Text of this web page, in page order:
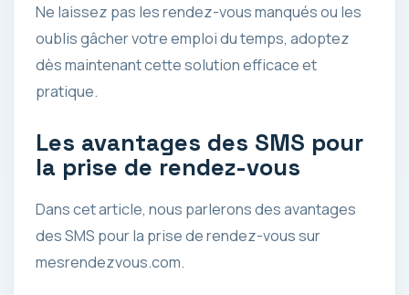
Ne laissez pas les rendez-vous manqués ou les
oublis gâcher votre emploi du temps, adoptez
dès maintenant cette solution efficace et
pratique.
Les avantages des SMS pour
la prise de rendez-vous
Dans cet article, nous parlerons des avantages
des SMS pour la prise de rendez-vous sur
mesrendezvous.com.